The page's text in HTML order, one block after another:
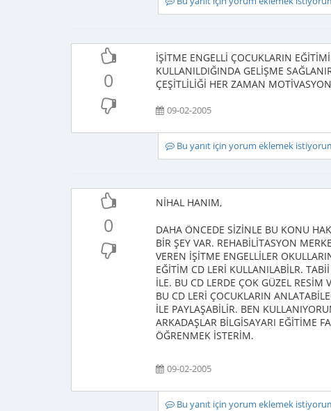
0
İŞİTME ENGELLİ ÇOCUKLARIN
KULLANILDIĞINDA GELİŞME
ÇEŞİTLİLİĞİ HER ZAMAN
09-02-2005
Bu yanıt için yorum eklemek
0
NİHAL HANIM,
DAHA ÖNCEDE SİZİNLE BU KONU
BİR ŞEY VAR. REHABİLİTASYON
VEREN İŞİTME ENGELLİLER
EĞİTİM CD LERİ KULLANILABİLR.
İLE. BU CD LERDE ÇOK GÜZEL
BU CD LERİ ÇOCUKLARIN
İLE PAYLAŞABİLİR. BEN
ARKADAŞLAR BİLGİSAYARI EĞİTİME
ÖĞRENMEK İSTERİM.
09-02-2005
Bu yanıt için yorum eklemek